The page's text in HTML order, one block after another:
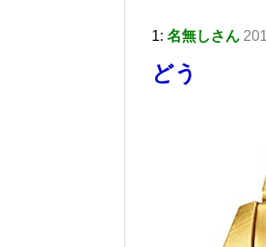
1: 名無しさん
どう